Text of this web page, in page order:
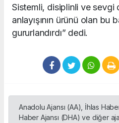
Sistemli, disiplinli ve sevgi
anlayışının ürünü olan bu
gururlandırdı” dedi.
Anadolu Ajansı (AA), İhlas
Haber Ajansı (DHA) ve diğer